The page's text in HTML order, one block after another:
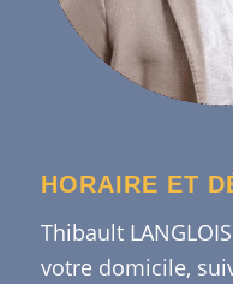
HORAIRE ET
Thibault
votre domicile,